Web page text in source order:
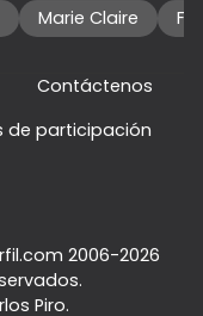
Marie Claire
Contáctenos
de participación
2006-2026
Piro.